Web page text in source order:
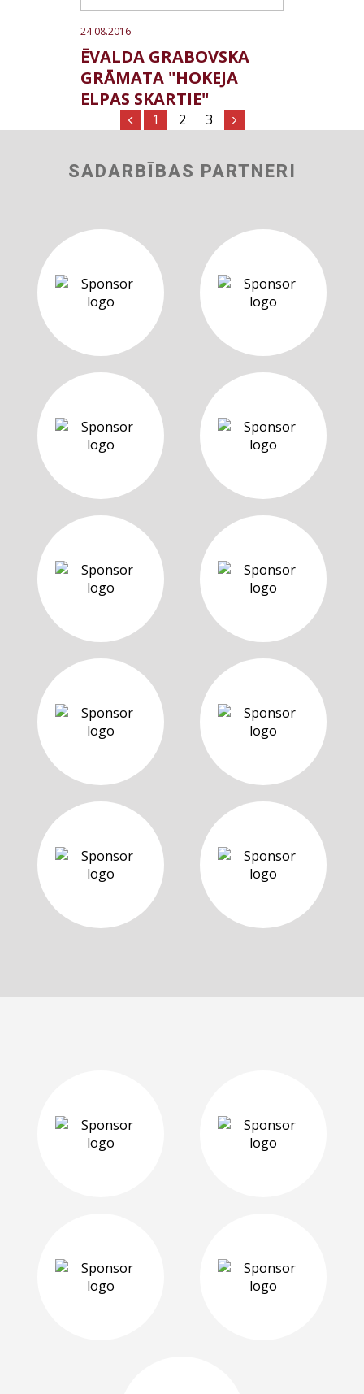
24.08.2016
ĒVALDA GRABOVSKA
GRĀMATA "HOKEJA
ELPAS SKARTIE"
1 2 3
SADARBĪBAS PARTNERI